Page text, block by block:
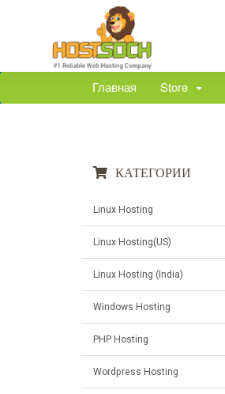
Главная Store
КАТЕГОРИИ
Linux Hosting
Linux Hosting(US)
Linux Hosting (India)
Windows Hosting
PHP Hosting
Wordpress Hosting